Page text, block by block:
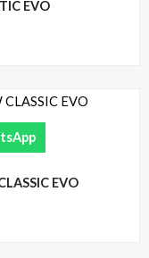
EVO
EVO